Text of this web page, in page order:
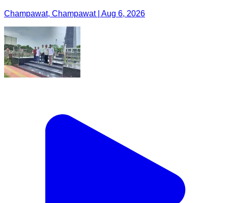
Champawat, Champawat | Aug 6, 2026